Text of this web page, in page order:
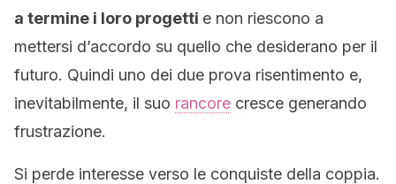
a termine i loro progetti e non riescono a
mettersi d’accordo su quello che desiderano per il
futuro. Quindi uno dei due prova risentimento e,
inevitabilmente, il suo rancore cresce generando
frustrazione.
Si perde interesse verso le conquiste della coppia.